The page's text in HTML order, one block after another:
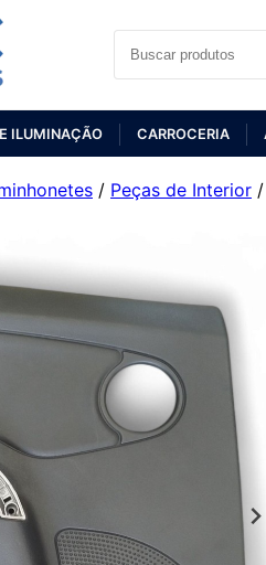
ILUMINAÇÃO CARROCERIA
/ Peças de Interior